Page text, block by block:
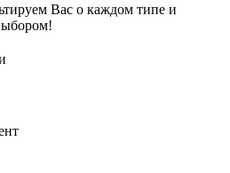
Вас о каждом типе и